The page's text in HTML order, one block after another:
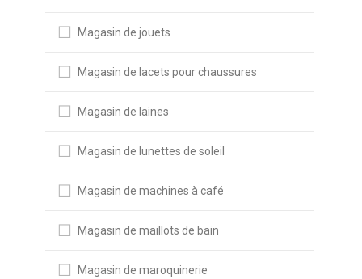
Magasin de jouets
Magasin de lacets pour chaussures
Magasin de laines
Magasin de lunettes de soleil
Magasin de machines à café
Magasin de maillots de bain
Magasin de maroquinerie